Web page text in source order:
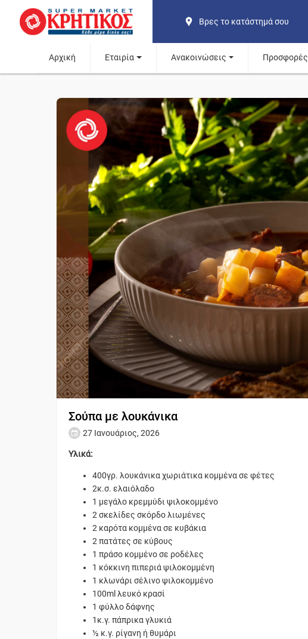
Βρες το κατάστημά σου
Αρχική Εταιρία Ανακοινώσεις Προσφορές
Σούπα με λουκάνικα
27 Ιανουάριος, 2026
Υλικά:
400γρ. λουκάνικα χωριάτικα κομμένα σε φέτες
2κ.σ. ελαιόλαδο
1 μεγάλο κρεμμύδι ψιλοκομμένο
2 σκελίδες σκόρδο λιωμένες
2 καρότα κομμένα σε κυβάκια
2 πατάτες σε κύβους
1 πράσο κομμένο σε ροδέλες
1 κόκκινη πιπεριά ψιλοκομμένη
1 κλωνάρι σέλινο ψιλοκομμένο
100ml λευκό κρασί
1 φύλλο δάφνης
1κ.γ. πάπρικα γλυκιά
½ κ.γ. ρίγανη ή θυμάρι